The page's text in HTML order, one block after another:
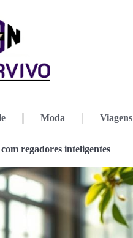
Moda Viagens
regadores inteligentes